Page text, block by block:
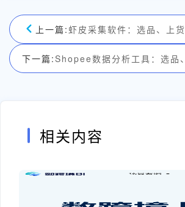
上一篇: 虾皮采集软件：选品、上
下一篇:Shopee数据分析工具：选品
相关内容